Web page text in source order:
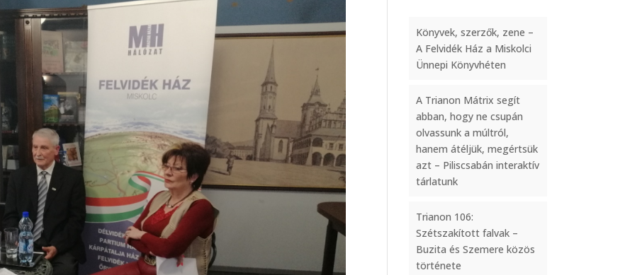
Könyvek, szerzők, zene –
A Felvidék Ház a Miskolci
Ünnepi Könyvhéten
A Trianon Mátrix segít
abban, hogy ne csupán
olvassunk a múltról,
hanem átéljük, megértsük
azt – Piliscsabán interaktív
tárlatunk
Trianon 106:
Szétszakított falvak –
Buzita és Szemere közös
története